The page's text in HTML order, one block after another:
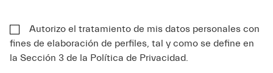
Autorizo el tratamiento de mis datos personales con
fines de elaboración de perfiles, tal y como se define en
la Sección 3 de la Política de Privacidad.